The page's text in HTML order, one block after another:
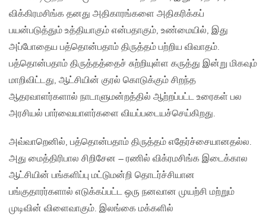
விக்கிரமசிங்க தனது அதிகாரங்களை அதிகரிக்கப்
பயன்படுத்தும் உத்தியாகும் என்பதாகும், உண்மையில், இது
அப்போதைய பத்தொன்பதாம் திருத்தம் பற்றிய விவாதம்.
பத்தொன்பதாம் திருத்தத்தைச் சுற்றியுள்ள கருத்து இன்று மிகவும்
மாறிவிட்டது, ஆட்சியின் குரல் கொடுக்கும் சிறந்த
ஆதரவாளர்களால் நாடாளுமன்றத்தில் ஆற்றப்பட்ட உரைகள் பல
அரசியல் பார்வையாளர்களை வியப்படையச்செய்கிறது.
அவ்வாறெனில், பத்தொன்பதாம் திருத்தம் எதேர்ச்சையானதல்ல.
அது மைத்திரிபால சிறிசேன – ரணில் விக்ரமசிங்க இடைக்கால
ஆட்சியின் பங்களிப்பு மட்டுமன்றி தொடர்ச்சியான
பங்குதாரர்களால் எடுக்கப்பட்ட ஒரு நனவான முயற்சி மற்றும்
முடிவின் விளைவாகும். இலங்கை மக்களில்